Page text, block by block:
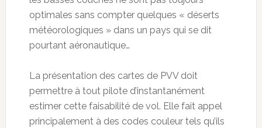
optimales sans compter quelques « déserts
météorologiques » dans un pays qui se dit
pourtant aéronautique…
La présentation des cartes de PVV doit
permettre à tout pilote d’instantanément
estimer cette faisabilité de vol. Elle fait appel
principalement à des codes couleur tels qu’ils